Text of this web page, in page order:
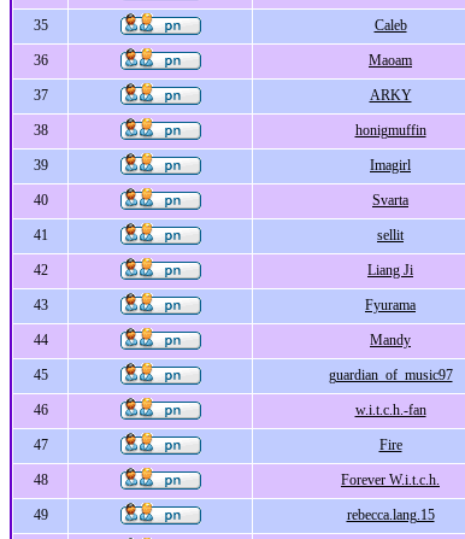
35 Caleb
36 Maoam
37 ARKY
38 honigmuffin
39 Imagirl
40 Svarta
41 sellit
42 Liang Ji
43 Fyurama
44 Mandy
45 guardian_of_music97
46 w.i.t.c.h.-fan
47 Fire
48 Forever W.i.t.c.h.
49 rebecca.lang.15